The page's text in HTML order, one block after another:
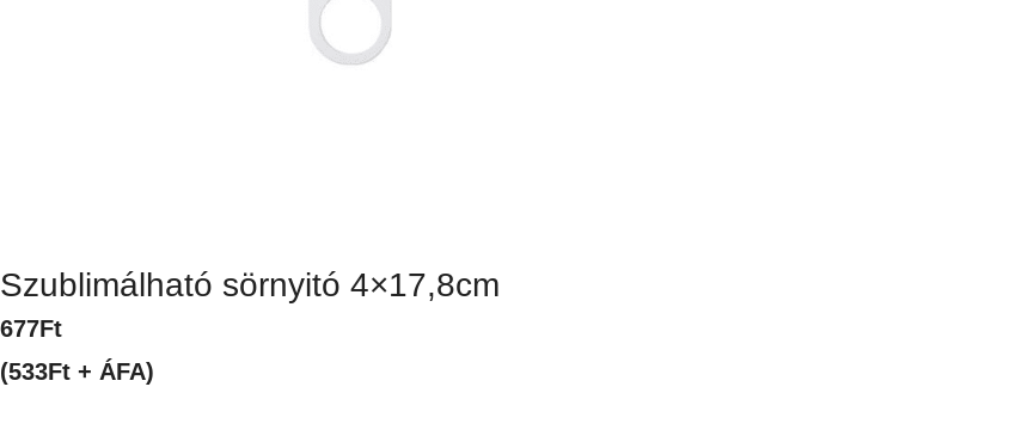
Szublimálható sörnyitó 4×17,8cm
677Ft
(533Ft + ÁFA)